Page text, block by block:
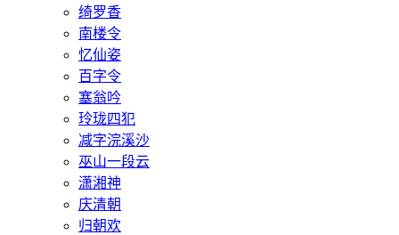
绮罗香
南楼令
忆仙姿
百字令
塞翁吟
玲珑四犯
减字浣溪沙
巫山一段云
潇湘神
庆清朝
归朝欢